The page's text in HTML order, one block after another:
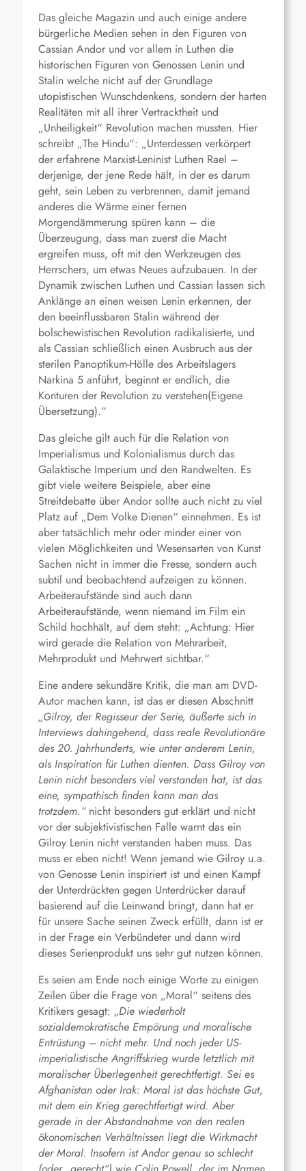
Das gleiche Magazin und auch einige andere
bürgerliche Medien sehen in den Figuren von
Cassian Andor und vor allem in Luthen die
historischen Figuren von Genossen Lenin und
Stalin welche nicht auf der Grundlage
utopistischen Wunschdenkens, sondern der harten
Realitäten mit all ihrer Vertracktheit und
„Unheiligkeit“ Revolution machen mussten. Hier
schreibt „The Hindu“: „Unterdessen verkörpert
der erfahrene Marxist-Leninist Luthen Rael –
derjenige, der jene Rede hält, in der es darum
geht, sein Leben zu verbrennen, damit jemand
anderes die Wärme einer fernen
Morgendämmerung spüren kann – die
Überzeugung, dass man zuerst die Macht
ergreifen muss, oft mit den Werkzeugen des
Herrschers, um etwas Neues aufzubauen. In der
Dynamik zwischen Luthen und Cassian lassen sich
Anklänge an einen weisen Lenin erkennen, der
den beeinflussbaren Stalin während der
bolschewistischen Revolution radikalisierte, und
als Cassian schließlich einen Ausbruch aus der
sterilen Panoptikum-Hölle des Arbeitslagers
Narkina 5 anführt, beginnt er endlich, die
Konturen der Revolution zu verstehen(Eigene
Übersetzung).“
Das gleiche gilt auch für die Relation von
Imperialismus und Kolonialismus durch das
Galaktische Imperium und den Randwelten. Es
gibt viele weitere Beispiele, aber eine
Streitdebatte über Andor sollte auch nicht zu viel
Platz auf „Dem Volke Dienen“ einnehmen. Es ist
aber tatsächlich mehr oder minder einer von
vielen Möglichkeiten und Wesensarten von Kunst
Sachen nicht in immer die Fresse, sondern auch
subtil und beobachtend aufzeigen zu können.
Arbeiteraufstände sind auch dann
Arbeiteraufstände, wenn niemand im Film ein
Schild hochhält, auf dem steht: „Achtung: Hier
wird gerade die Relation von Mehrarbeit,
Mehrprodukt und Mehrwert sichtbar.“
Eine andere sekundäre Kritik, die man am DVD-
Autor machen kann, ist das er diesen Abschnitt
„Gilroy, der Regisseur der Serie, äußerte sich in
Interviews dahingehend, dass reale Revolutionäre
des 20. Jahrhunderts, wie unter anderem Lenin,
als Inspiration für Luthen dienten. Dass Gilroy von
Lenin nicht besonders viel verstanden hat, ist das
eine, sympathisch finden kann man das
trotzdem.“nicht besonders gut erklärt und nicht
vor der subjektivistischen Falle warnt das ein
Gilroy Lenin nicht verstanden haben muss. Das
muss er eben nicht! Wenn jemand wie Gilroy u.a.
von Genosse Lenin inspiriert ist und einen Kampf
der Unterdrückten gegen Unterdrücker darauf
basierend auf die Leinwand bringt, dann hat er
für unsere Sache seinen Zweck erfüllt, dann ist er
in der Frage ein Verbündeter und dann wird
dieses Serienprodukt uns sehr gut nutzen können.
Es seien am Ende noch einige Worte zu einigen
Zeilen über die Frage von „Moral“ seitens des
Kritikers gesagt: „Die wiederholt
sozialdemokratische Empörung und moralische
Entrüstung – nicht mehr. Und noch jeder US-
imperialistische Angriffskrieg wurde letztlich mit
moralischer Überlegenheit gerechtfertigt. Sei es
Afghanistan oder Irak: Moral ist das höchste Gut,
mit dem ein Krieg gerechtfertigt wird. Aber
gerade in der Abstandnahme von den realen
ökonomischen Verhältnissen liegt die Wirkmacht
der Moral. Insofern ist Andor genau so schlecht